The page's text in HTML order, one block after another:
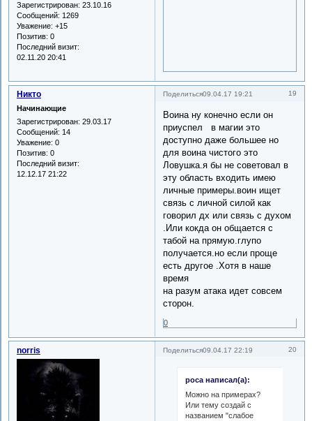
Зарегистрирован: 23.10.16
Сообщений: 1269
Уважение: +15
Позитив: 0
Последний визит:
02.11.20 20:41
Поделиться 19
09.04.17 19:21
Никто
Начинающие
Зарегистрирован: 29.03.17
Сообщений: 14
Уважение: 0
Позитив: 0
Последний визит:
12.12.17 21:22
Воина ну конечно если он
приуспел в магии это
доступно даже большее но
для воина чистого это
Ловушка.я бы не советовал в
эту область входить имею
личные примеры.воин ищет
связь с личной силой как
говорил дх или связь с духом
.Или кокда он общается с
табой на прямую.глупо
получается.но если проще
есть другое .Хотя в наше
время
на разум атака идет совсем
сторон.
0
Поделиться 20
09.04.17 22:19
norris
роса написал(а):
Можно на примерах?
Или тему создай с
названием "слабое